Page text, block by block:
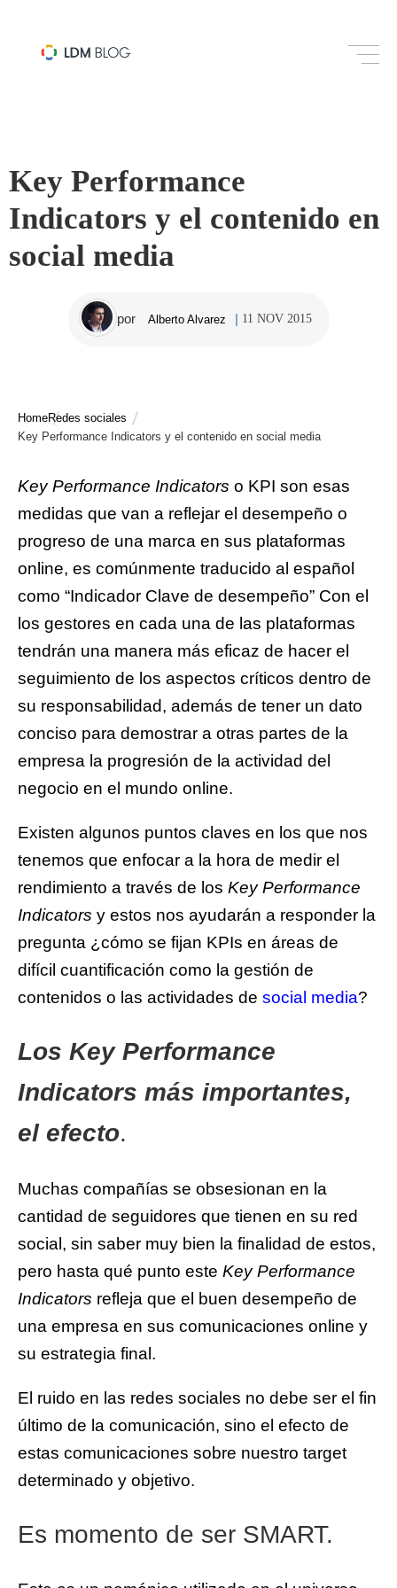
Key Performance
Indicators y el contenido en
social media
por Alberto Alvarez 11 NOV 2015
HomeRedes sociales
Key Performance Indicators y el contenido en social media
Key Performance Indicators o KPI son esas
medidas que van a reflejar el desempeño o
progreso de una marca en sus plataformas
online, es comúnmente traducido al español
como “Indicador Clave de desempeño” Con el
los gestores en cada una de las plataformas
tendrán una manera más eficaz de hacer el
seguimiento de los aspectos críticos dentro de
su responsabilidad, además de tener un dato
conciso para demostrar a otras partes de la
empresa la progresión de la actividad del
negocio en el mundo online.
Existen algunos puntos claves en los que nos
tenemos que enfocar a la hora de medir el
rendimiento a través de los Key Performance
Indicators y estos nos ayudarán a responder la
pregunta ¿cómo se fijan KPIs en áreas de
difícil cuantificación como la gestión de
contenidos o las actividades de social media?
Los Key Performance
Indicators más importantes,
el efecto.
Muchas compañías se obsesionan en la
cantidad de seguidores que tienen en su red
social, sin saber muy bien la finalidad de estos,
pero hasta qué punto este Key Performance
Indicators refleja que el buen desempeño de
una empresa en sus comunicaciones online y
su estrategia final.
El ruido en las redes sociales no debe ser el fin
último de la comunicación, sino el efecto de
estas comunicaciones sobre nuestro target
determinado y objetivo.
Es momento de ser SMART.